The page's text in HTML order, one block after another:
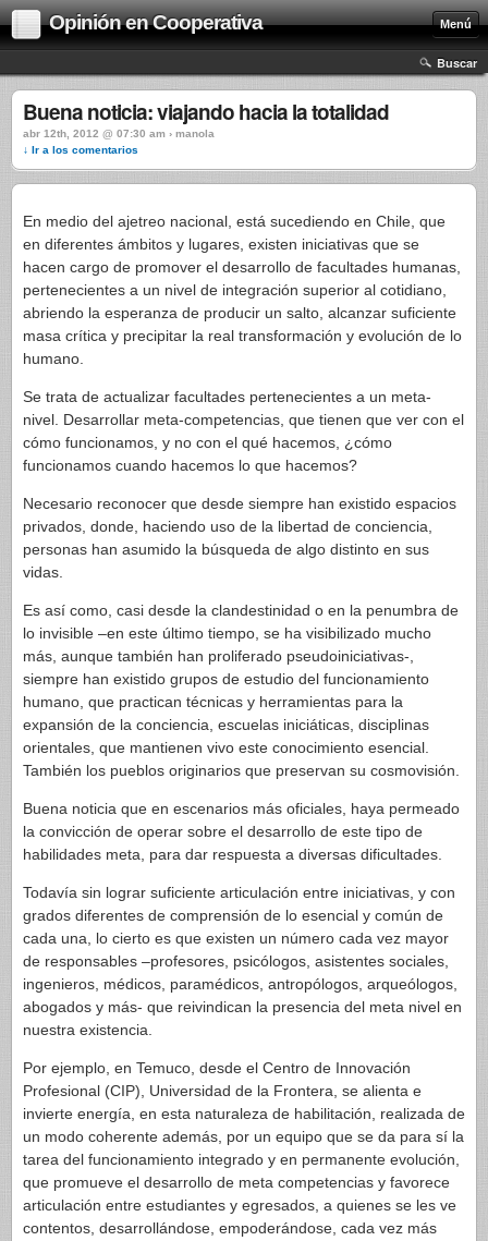
Opinión en Cooperativa Menú
Buscar
Buena noticia: viajando hacia la totalidad
abr 12th, 2012 @ 07:30 am › manola
↓ Ir a los comentarios
En medio del ajetreo nacional, está sucediendo en Chile, que
en diferentes ámbitos y lugares, existen iniciativas que se
hacen cargo de promover el desarrollo de facultades humanas,
pertenecientes a un nivel de integración superior al cotidiano,
abriendo la esperanza de producir un salto, alcanzar suficiente
masa crítica y precipitar la real transformación y evolución de lo
humano.
Se trata de actualizar facultades pertenecientes a un meta-
nivel. Desarrollar meta-competencias, que tienen que ver con el
cómo funcionamos, y no con el qué hacemos, ¿cómo
funcionamos cuando hacemos lo que hacemos?
Necesario reconocer que desde siempre han existido espacios
privados, donde, haciendo uso de la libertad de conciencia,
personas han asumido la búsqueda de algo distinto en sus
vidas.
Es así como, casi desde la clandestinidad o en la penumbra de
lo invisible –en este último tiempo, se ha visibilizado mucho
más, aunque también han proliferado pseudoiniciativas-,
siempre han existido grupos de estudio del funcionamiento
humano, que practican técnicas y herramientas para la
expansión de la conciencia, escuelas iniciáticas, disciplinas
orientales, que mantienen vivo este conocimiento esencial.
También los pueblos originarios que preservan su cosmovisión.
Buena noticia que en escenarios más oficiales, haya permeado
la convicción de operar sobre el desarrollo de este tipo de
habilidades meta, para dar respuesta a diversas dificultades.
Todavía sin lograr suficiente articulación entre iniciativas, y con
grados diferentes de comprensión de lo esencial y común de
cada una, lo cierto es que existen un número cada vez mayor
de responsables –profesores, psicólogos, asistentes sociales,
ingenieros, médicos, paramédicos, antropólogos, arqueólogos,
abogados y más- que reivindican la presencia del meta nivel en
nuestra existencia.
Por ejemplo, en Temuco, desde el Centro de Innovación
Profesional (CIP), Universidad de la Frontera, se alienta e
invierte energía, en esta naturaleza de habilitación, realizada de
un modo coherente además, por un equipo que se da para sí la
tarea del funcionamiento integrado y en permanente evolución,
que promueve el desarrollo de meta competencias y favorece
articulación entre estudiantes y egresados, a quienes se les ve
contentos, desarrollándose, empoderándose, cada vez más